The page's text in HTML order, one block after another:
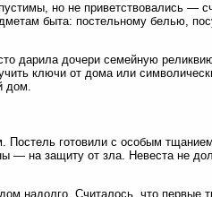
но не приветствовались —
быта: постельному белью,
дарила дочери семейную
ключи от дома или
дом.
Постель готовили с особым
— на защиту от зла. Невеста не
надолго. Считалось, что первые